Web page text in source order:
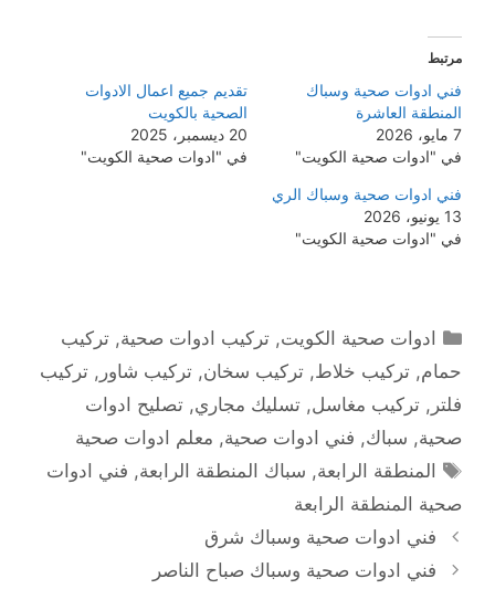
مرتبط
فني ادوات صحية وسباك
المنطقة العاشرة
7 مايو، 2026
في "ادوات صحية الكويت"
تقديم جميع اعمال الادوات
الصحية بالكويت
20 ديسمبر، 2025
في "ادوات صحية الكويت"
فني ادوات صحية وسباك الري
13 يونيو، 2026
في "ادوات صحية الكويت"
التصنيفات
ادوات صحية الكويت,تركيب ادوات صحية,تركيب
حمام, تركيب خلاط, تركيب سخان, تركيب شاور , تركيب
فلتر , تركيب مغاسل, تسليك مجاري, تصليح ادوات
صحية, سباك, فني ادوات صحية, معلم ادوات صحية
الوسوم
المنطقة الرابعة, سباك المنطقة الرابعة, فني ادوات
صحية المنطقة الرابعة
فني ادوات صحية وسباك شرق
فني ادوات صحية وسباك صباح الناصر